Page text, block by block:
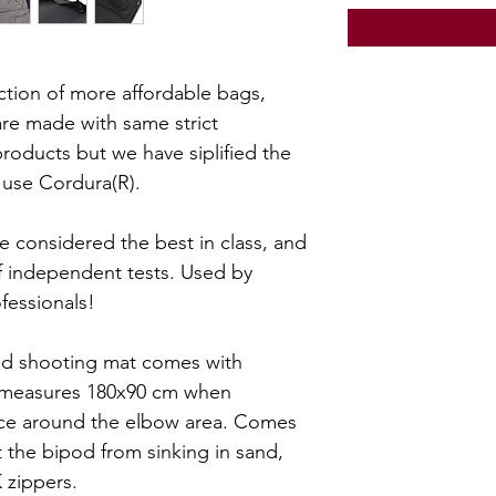
of more affordable bags,
made with same strict
but we have siplified the
Cordura(R).
considered the best in class, and
tests. Used by
shooting mat comes with
180x90 cm when
around the elbow area. Comes
bipod from sinking in sand,
zippers.